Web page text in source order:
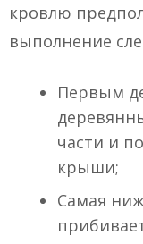
кровлю
выполнение
Первым
части и
крыши;
Самая